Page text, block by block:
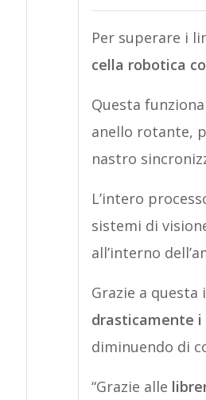
Per superare i
cella robotica
Questa
anello rotante,
nastro
L’intero
sistemi di
all’interno
Grazie a
drasticamente
diminuendo di
“Grazie alle